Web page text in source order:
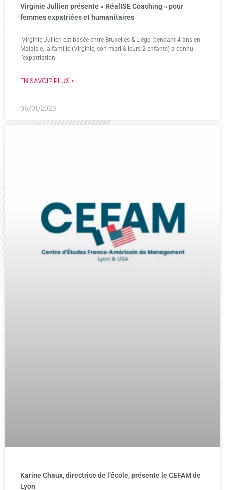
Virginie Jullien présente « RéalISE Coaching » pour
femmes expatriées et humanitaires
.Virginie Jullien est basée entre Bruxelles & Liège: pendant 4 ans en
Malaisie, la famille (Virginie, son mari & leurs 2 enfants) a connu
l’expatriation.
EN SAVOIR PLUS »
06/01/2023
Karine Chaux, directrice de l’école, présente le CEFAM de
Lyon